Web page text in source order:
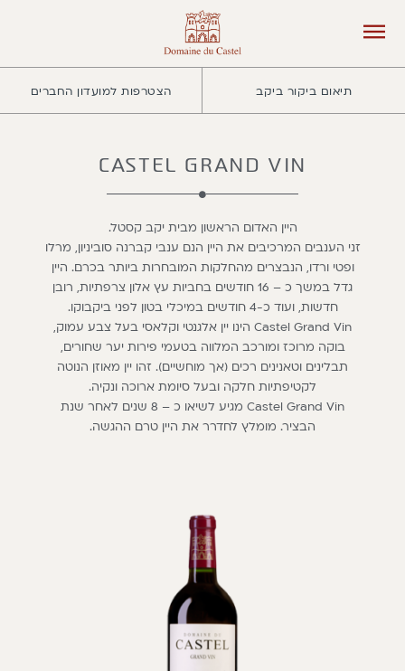
תיאום ביקור ביקב הצטרפות למועדון החברים
CASTEL GRAND VIN
היין האדום הראשון מבית יקב קסטל.
זני הענבים המרכיבים את היין הנם ענבי קברנה סוביניון, מרלו
ופטי ורדו, הנבצרים מהחלקות המובחרות ביותר בכרם. היין
גדל במשך כ – 16 חודשים בחביות עץ אלון צרפתיות, רובן
חדשות, ועוד כ-4 חודשים במיכלי בטון לפני ביקבוקו.
Castel Grand Vin הינו יין אלגנטי וקלאסי בעל צבע עמוק,
בוקה מרוכז ומורכב המלווה בטעמי פירות יער שחורים,
תבלינים וטאנינים רכים (אך מוחשיים). זהו יין מאוזן הנוטה
לקטיפתיות חלקה ובעל סיומת ארוכה ונקיה.
Castel Grand Vin מגיע לשיאו כ – 8 שנים לאחר שנת
הבציר. מומלץ לחדרר את היין טרם ההגשה.